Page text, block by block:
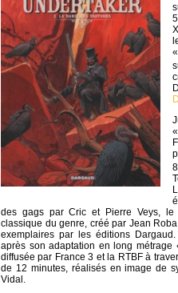
8
des gags par Cric et Pierre Veys, le
classique du genre, créé par Jean
exemplaires par les éditions
après son adaptation en long métrage
diffusée par France 3 et la RTBF à
de 12 minutes, réalisés en image de
Vidal.